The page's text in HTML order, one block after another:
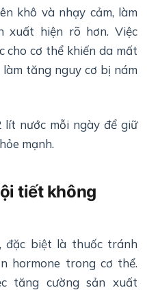
khô và nhạy cảm, làm
xuất hiện rõ hơn. Việc
cho cơ thể khiến da mất
tăng nguy cơ bị nám
nước mỗi ngày để giữ
mạnh.
tiết không
đặc biệt là thuốc tránh
hormone trong cơ thể.
tăng cường sản xuất